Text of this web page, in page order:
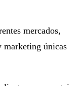
mercados,
marketing únicas